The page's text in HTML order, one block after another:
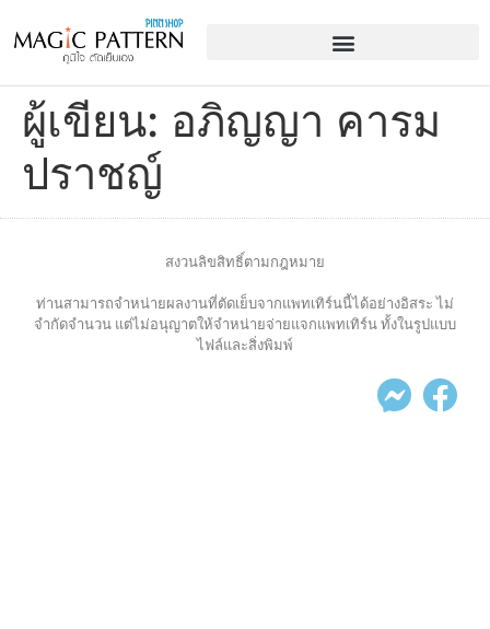
ผู้เขียน: อภิญญา คารม
ปราชญ์
สงวนลิขสิทธิ์ตามกฎหมาย
ท่านสามารถจำหน่ายผลงานที่ตัดเย็บจากแพทเทิร์นนี้ได้อย่างอิสระ ไม่
จำกัดจำนวน แต่ไม่อนุญาตให้จำหน่ายจ่ายแจกแพทเทิร์น ทั้งในรูปแบบ
ไฟล์และสิ่งพิมพ์